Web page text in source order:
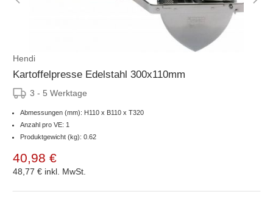
Hendi
Kartoffelpresse Edelstahl 300x110mm
3 - 5 Werktage
Abmessungen (mm): H110 x B110 x T320
Anzahl pro VE: 1
Produktgewicht (kg): 0.62
40,98 €
48,77 € inkl. MwSt.